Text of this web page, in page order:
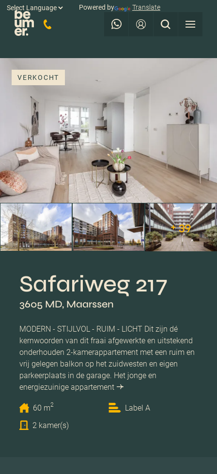
Powered by Translate
VERKOCHT
+ 39
Safariweg 217
3605 MD, Maarssen
MODERN - STIJLVOL - RUIM - LICHT Dit zijn dé
kernwoorden van dit fraai afgewerkte en uitstekend
onderhouden 2-kamerappartement met een ruim en
vrij gelegen balkon op het zuidwesten en eigen
parkeerplaats in de garage. Het jonge en
energiezuinige appartement
60 m2
Label A
2 kamer(s)